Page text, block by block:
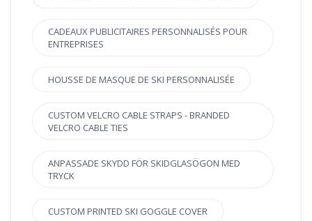
CADEAUX PUBLICITAIRES PERSONNALISÉS POUR
ENTREPRISES
HOUSSE DE MASQUE DE SKI PERSONNALISÉE
CUSTOM VELCRO CABLE STRAPS - BRANDED
VELCRO CABLE TIES
ANPASSADE SKYDD FÖR SKIDGLASÖGON MED
TRYCK
CUSTOM PRINTED SKI GOGGLE COVER